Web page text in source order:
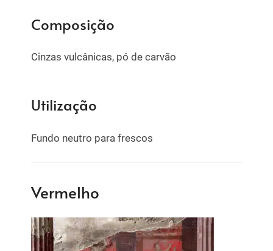
Composição
Cinzas vulcânicas, pó de carvão
Utilização
Fundo neutro para frescos
Vermelho